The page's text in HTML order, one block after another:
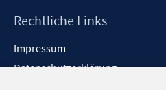
Rechtliche Links
Impressum
Datenschutzerklärung